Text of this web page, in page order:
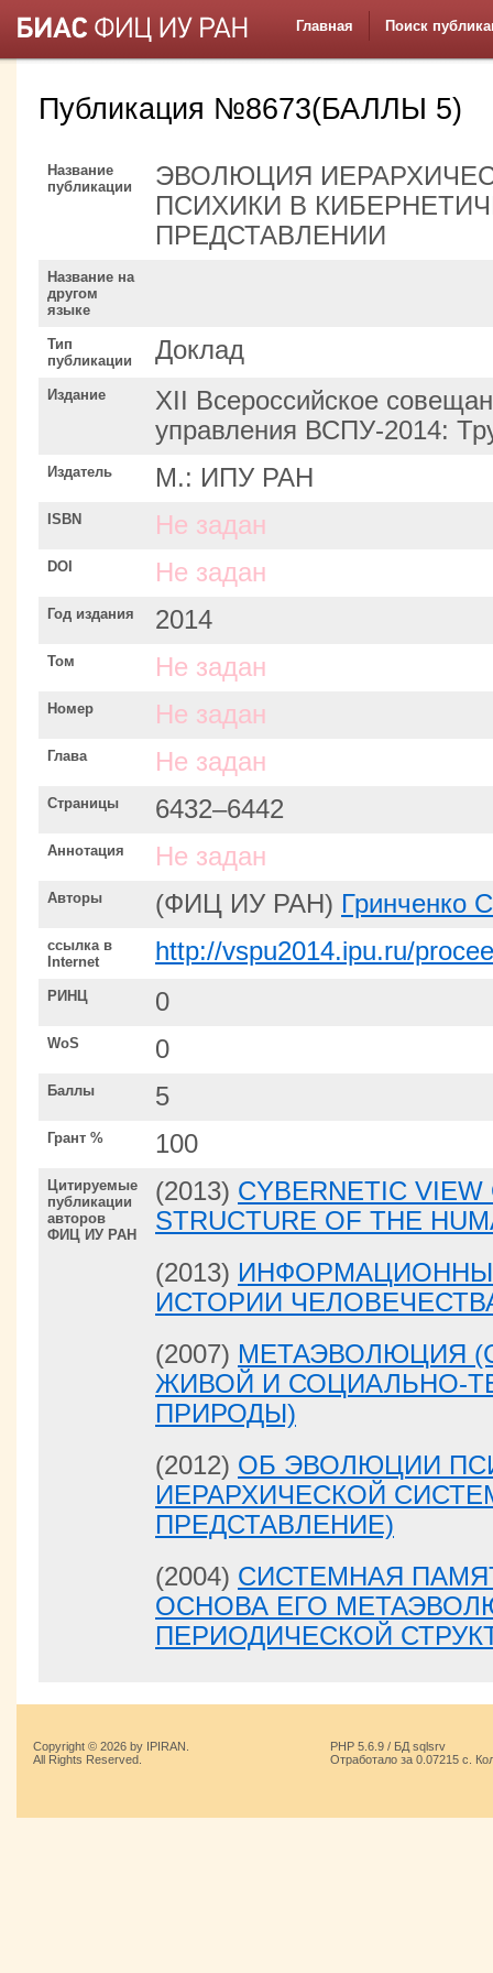
Главная Поиск
Публикация №8673(БАЛЛЫ 5)
Название
публикации
ЭВОЛЮЦИЯ
ПСИХИКИ В
ПРЕДСТАВЛЕНИИ
Название на
другом
языке
Тип
публикации
Доклад
Издание
XII Всероссийское
управления ВСПУ-2014:
Издатель М.: ИПУ РАН
ISBN Не задан
DOI Не задан
Год издания 2014
Том Не задан
Номер Не задан
Глава Не задан
Страницы 6432–6442
Аннотация Не задан
Авторы (ФИЦ ИУ РАН) Гринченко
ссылка в
Internet
http://vspu2014.ipu.ru/
РИНЦ 0
WoS 0
Баллы 5
Грант % 100
Цитируемые
публикации
авторов
ФИЦ ИУ РАН
(2013) CYBERNETIC
STRUCTURE OF THE
(2013)
ИСТОРИИ
(2007) МЕТАЭВОЛЮЦИЯ
ЖИВОЙ И СОЦИАЛЬНО-
ПРИРОДЫ)
(2012) ОБ ЭВОЛЮЦИИ
ИЕРАРХИЧЕСКОЙ
ПРЕДСТАВЛЕНИЕ)
(2004) СИСТЕМНАЯ
ОСНОВА ЕГО
ПЕРИОДИЧЕСКОЙ
Copyright © 2026 by IPIRAN.
All Rights Reserved.
PHP 5.6.9 / БД sqlsrv
Отработало за 0.07215 с.